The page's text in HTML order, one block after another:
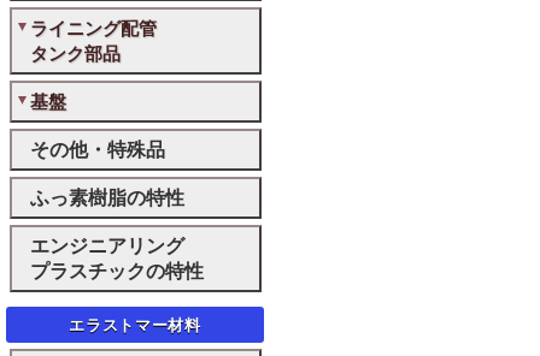
ライニング配管
タンク部品
基盤
その他・特殊品
ふっ素樹脂の特性
エンジニアリング
プラスチックの特性
エラストマー材料